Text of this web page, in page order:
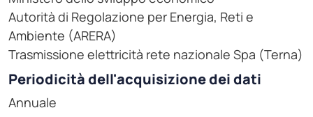
Autorità di Regolazione per Energia, Reti e
Ambiente (ARERA)
Trasmissione elettricità rete nazionale Spa (Terna)
Periodicità dell'acquisizione dei dati
Annuale